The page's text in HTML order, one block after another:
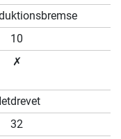
10
✗
32